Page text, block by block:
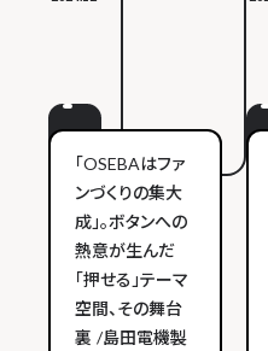
「OSEBAはファ
ンづくりの集大
成」。ボタンへの
熱意が生んだ
「押せる」テーマ
空間、その舞台
裏 /島田電機製